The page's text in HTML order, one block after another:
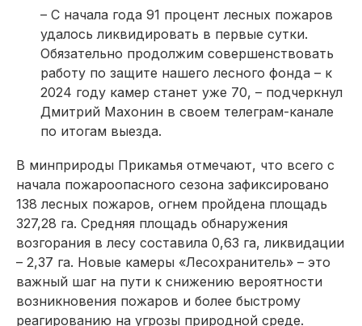
– С начала года 91 процент лесных пожаров
удалось ликвидировать в первые сутки.
Обязательно продолжим совершенствовать
работу по защите нашего лесного фонда – к
2024 году камер станет уже 70, – подчеркнул
Дмитрий Махонин в своем телеграм-канале
по итогам выезда.
В минприроды Прикамья отмечают, что всего с
начала пожароопасного сезона зафиксировано
138 лесных пожаров, огнем пройдена площадь
327,28 га. Средняя площадь обнаружения
возгорания в лесу составила 0,63 га, ликвидации
– 2,37 га. Новые камеры «Лесохранитель» – это
важный шаг на пути к снижению вероятности
возникновения пожаров и более быстрому
реагированию на угрозы природной среде.